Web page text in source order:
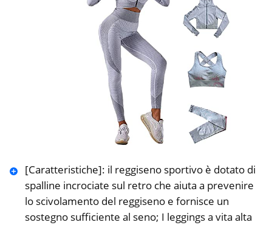
[Caratteristiche]: il reggiseno sportivo è dotato di
spalline incrociate sul retro che aiuta a prevenire
lo scivolamento del reggiseno e fornisce un
sostegno sufficiente al seno; I leggings a vita alta